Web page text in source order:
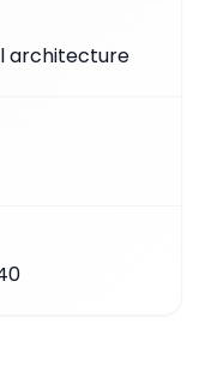
architecture